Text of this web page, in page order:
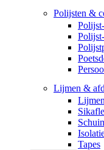
Polijsten &
Lijmen &
Tapes